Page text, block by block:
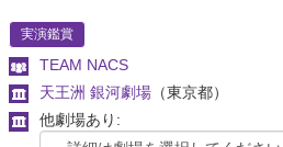
実演鑑賞
TEAM NACS
天王洲 銀河劇場 （東京都）
他劇場あり: